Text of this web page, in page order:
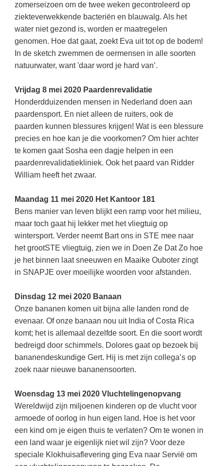
Sinterklaas
Spelletjes
Sprookjes
Startpagina onderwijs
Tweede Wereldoorlog
Onderwijsvacatures
Afscheidstekst collega
Studieschuld & Hypotheek
Docentenplein nieuwsbrief
Nieuwsbrief archief
Onderwijs CV
Schoolvakanties
Huiswerkbegeleiding
Huiswerkbegeleider worden
zomerseizoen om de twee weken gecontroleerd op
ziekteverwekkende bacteriën en blauwalg. Als het
water niet gezond is, worden er maatregelen
genomen. Hoe dat gaat, zoekt Eva uit tot op de bodem!
In de sketch zwemmen de oermensen in alle soorten
natuurwater, want 'daar word je hard van’.
Vrijdag 8 mei 2020 Paardenrevalidatie
Honderdduizenden mensen in Nederland doen aan
paardensport. En niet alleen de ruiters, ook de
paarden kunnen blessures krijgen! Wat is een blessure
precies en hoe kan je die voorkomen? Om hier achter
te komen gaat Sosha een dagje helpen in een
paardenrevalidatiekliniek. Ook het paard van Ridder
William heeft het zwaar.
Maandag 11 mei 2020 Het Kantoor 181
Bens manier van leven blijkt een ramp voor het milieu,
maar toch gaat hij lekker met het vliegtuig op
wintersport. Verder neemt Bart ons in STE mee naar
het grootSTE vliegtuig, zien we in Doen Ze Dat Zo hoe
je het binnen laat sneeuwen en Maaike Ouboter zingt
in SNAPJE over moeilijke woorden voor afstanden.
Dinsdag 12 mei 2020 Banaan
Onze bananen komen uit bijna alle landen rond de
evenaar. Of onze banaan nou uit India of Costa Rica
komt; het is allemaal dezelfde soort. En die soort wordt
bedreigd door schimmels. Dolores gaat op bezoek bij
bananendeskundige Gert. Hij is met zijn collega’s op
zoek naar nieuwe bananensoorten.
Woensdag 13 mei 2020 Vluchtelingenopvang
Wereldwijd zijn miljoenen kinderen op de vlucht voor
armoede of oorlog in hun eigen land. Hoe is het voor
een kind om je eigen thuis te verlaten? Om te wonen in
een land waar je eigenlijk niet wil zijn? Voor deze
speciale Klokhuisaflevering ging Eva naar Servië om